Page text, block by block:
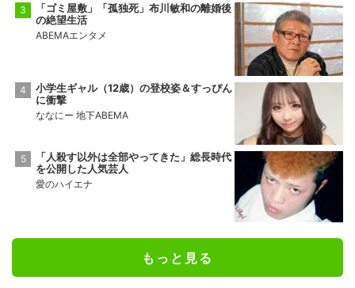
「ゴミ屋敷」「孤独死」布川敏和の離婚後
の絶望生活
ABEMAエンタメ
小学生ギャル（12歳）の登校姿＆すっぴん
に衝撃
ななにー 地下ABEMA
「人殺す以外は全部やってきた」総長時代
を公開した人気芸人
愛のハイエナ
もっと見る